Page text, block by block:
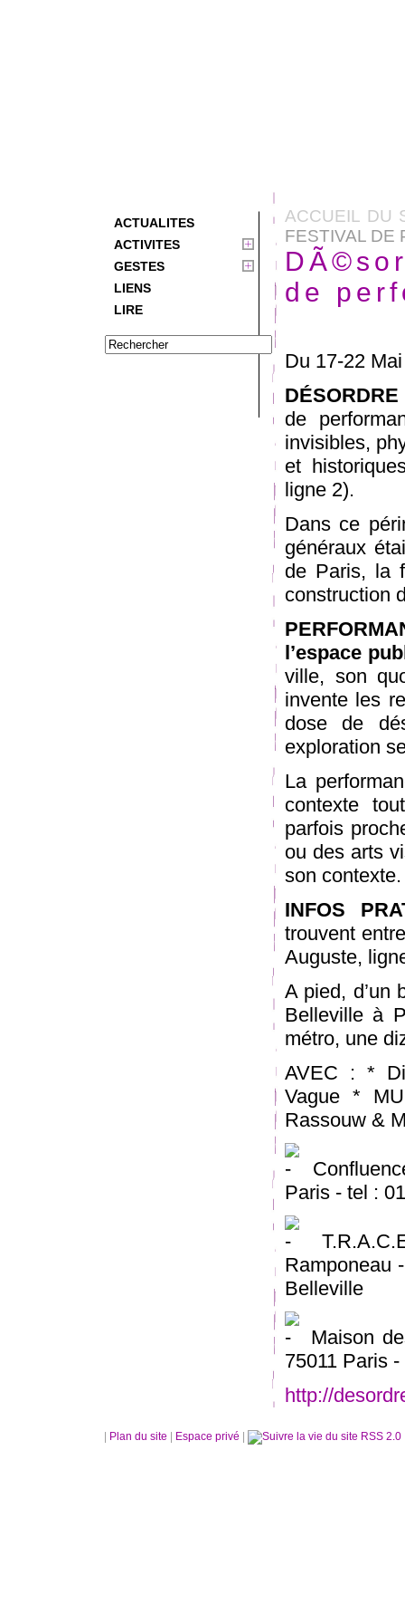
ACTUALITES
ACTIVITES
GESTES
LIENS
LIRE
ACCUEIL DU
FESTIVAL DE
de
Du 17-22
de
invisibles,
et
ligne 2).
Dans ce
généraux
de Paris, la
construction
l’espace
ville, son
invente les
dose de
exploration
La
contexte
parfois
ou des arts
son contexte.
INFOS
trouvent
Auguste,
A pied, d’un
Belleville à
métro, une
AVEC : *
Vague *
Rassouw &
Paris - tel :
Ramponeau
Belleville
Maison
75011 Paris
http://
Plan du site Espace privé RSS 2.0